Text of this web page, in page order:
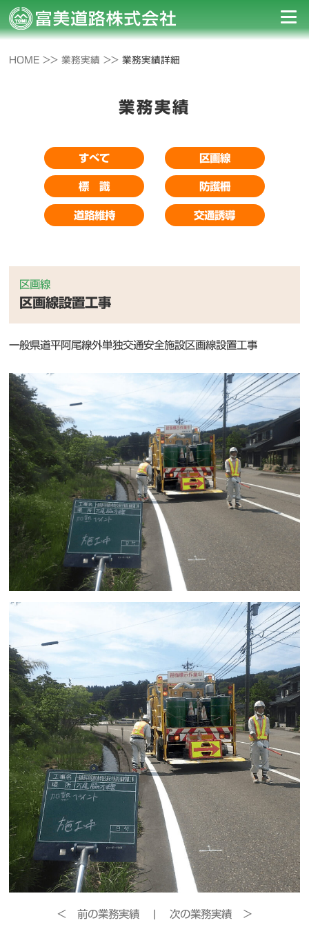
HOME >>業務実績 >>業務実績詳細
業務実績
すべて 区画線
標 識 防護柵
道路維持 交通誘導
区画線
区画線設置工事
一般県道平阿尾線外単独交通安全施設区画線設置工事
＜ 前の業務実績| 次の業務実績 ＞